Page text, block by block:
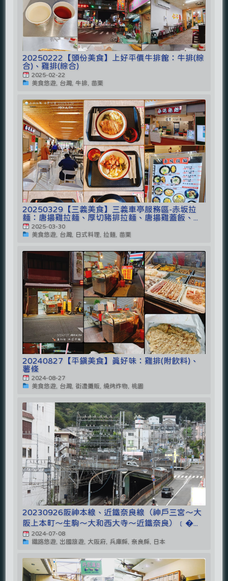
20250222【頭份美食】上好平價牛排館：牛排(綜
合)、雞排(綜合)
2025-02-22
美食悠遊, 台灣, 牛排, 苗栗
20250329【三義美食】三義車亭服務區-赤坂拉
麵：唐揚雞拉麵、厚切豬排拉麵、唐揚雞蓋飯、...
2025-03-30
美食悠遊, 台灣, 日式料理, 拉麵, 苗栗
20240827【平鎮美食】真好味：雞排(附飲料)、
薯條
2024-08-27
美食悠遊, 台灣, 街邊攤販, 燒烤炸物, 桃園
20230926阪神本線、近鐵奈良線（神戶三宮～大
阪上本町～生駒～大和西大寺～近鐵奈良）﹝�...
2024-07-08
鐵路悠遊, 出國旅遊, 大阪府, 兵庫縣, 奈良縣, 日本